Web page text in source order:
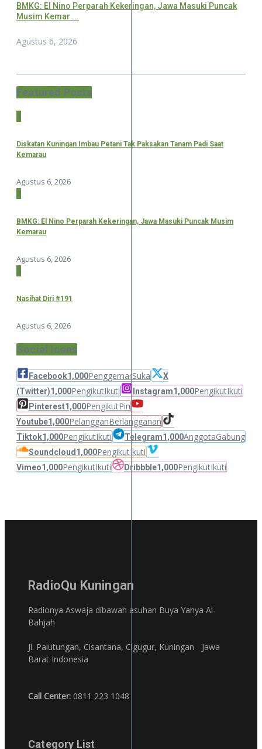
BMKG: El Nino Perparah Kekeringan, Jawa Masuki Puncak
Musim Kemar ...
Agustus 6, 2026
Featured Posts
1
Diskatan Kuningan Imbau Petani Tak Paksakan Tanam Padi Saat
Kemarau
Agustus 6, 2026
2
BMKG: El Nino Perparah Kekeringan, Jawa Masuki Puncak Musim
Kemarau
Agustus 6, 2026
3
Nasihat Diri #191
Agustus 6, 2026
Social Icons
Facebook1,000PenggemarSuka
X
(Twitter)1,000PengikutIkuti Instagram1,000PengikutIkuti
Pinterest1,000PengikutPin
Youtube1,000PelangganBerlangganan
Tiktok1,000PengikutIkuti Telegram1,000AnggotaGabung
Soundcloud 1,000PengikutIkuti
Vimeo1,000PengikutIkuti Dribbble1,000PengikutIkuti
RadioQu Kuningan
Radionya Aswaja dibawah asuhan Buya Yahya Al-
Bahjah
Jl. Palutungan, Cisantana, Cigugur, Kuningan - Jawa
Barat Indonesia
Call Center: 0811 223 1048
Category List